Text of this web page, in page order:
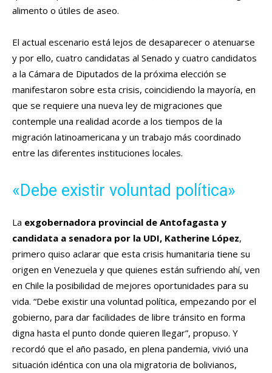
alimento o útiles de aseo.
El actual escenario está lejos de desaparecer o atenuarse
y por ello, cuatro candidatas al Senado y cuatro candidatos
a la Cámara de Diputados de la próxima elección se
manifestaron sobre esta crisis, coincidiendo la mayoría, en
que se requiere una nueva ley de migraciones que
contemple una realidad acorde a los tiempos de la
migración latinoamericana y un trabajo más coordinado
entre las diferentes instituciones locales.
«Debe existir voluntad política»
La exgobernadora provincial de Antofagasta y
candidata a senadora por la UDI, Katherine López,
primero quiso aclarar que esta crisis humanitaria tiene su
origen en Venezuela y que quienes están sufriendo ahí, ven
en Chile la posibilidad de mejores oportunidades para su
vida. “Debe existir una voluntad política, empezando por el
gobierno, para dar facilidades de libre tránsito en forma
digna hasta el punto donde quieren llegar”, propuso. Y
recordó que el año pasado, en plena pandemia, vivió una
situación idéntica con una ola migratoria de bolivianos,